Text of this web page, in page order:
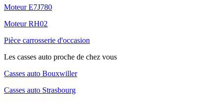
Moteur E7J780
Moteur RH02
Pièce carrosserie d'occasion
Les casses auto proche de chez vous
Casses auto Bouxwiller
Casses auto Strasbourg